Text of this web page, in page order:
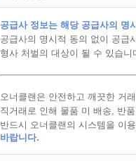
공급사 정보는 해당 공급사의 명
공급사의 명시적 동의 없이 공급
형사 처벌의 대상이 될 수 있습니
오너클랜은 안전하고 깨끗한 거
직거래로 인해 물품 미 배송, 반
반드시 오너클랜의 시스템을 이
바랍니다.